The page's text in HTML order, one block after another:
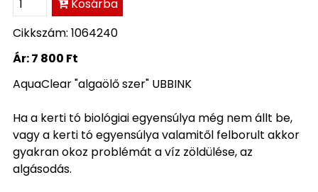
Kosárba
Cikkszám: 1064240
Ár:7 800 Ft
AquaClear "algaölő szer" UBBINK
Ha a kerti tó biológiai egyensúlya még nem állt be,
vagy a kerti tó egyensúlya valamitől felborult akkor
gyakran okoz problémát a víz zöldülése, az
algásodás.